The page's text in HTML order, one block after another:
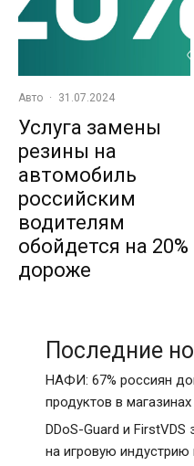
Авто · 31.07.2024
Услуга замены
резины на
автомобиль
российским
водителям
обойдется на 20%
дороже
Последние
НАФИ: 67% россиян
продуктов в магазинах
DDoS-Guard и
на игровую индустрию